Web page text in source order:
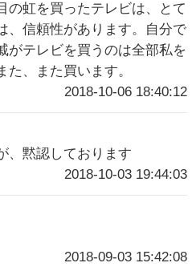
の虹を買ったテレビは、とて
、信頼性があります。自分で
がテレビを買うのは全部私を
、また買います。
2018-10-06 18:40:12
、黙認しております
2018-10-03 19:44:03
2018-09-03 15:42:08